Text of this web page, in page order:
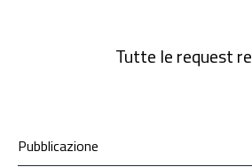
Tutte le request
Condivisione social
Pubblicazione